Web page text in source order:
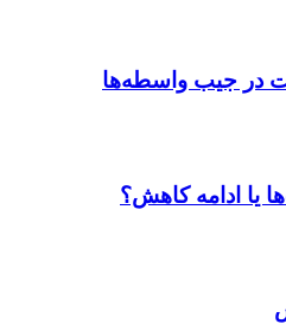
در جیب واسطه‌ها
یا ادامه کاهش؟